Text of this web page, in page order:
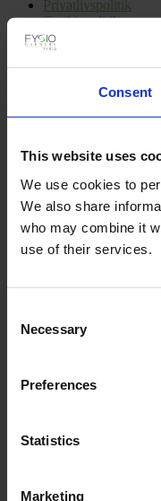
Consent
This website uses
We use cookies to
We also share
who may combine it
use of their services.
Selection
Necessary
Preferences
Statistics
Marketing
Privatlivspolitik
Cookiepolitik
Sitemap
Følg os
Facebook-f Linkedin-in
Bliv medlem
Facebook-f Linkedin-in
Vi tilbyder